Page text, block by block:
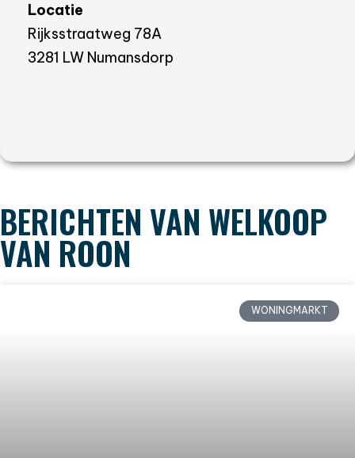
Locatie
Rijksstraatweg 78A
3281 LW Numansdorp
BERICHTEN VAN WELKOOP
VAN ROON
WONINGMARKT